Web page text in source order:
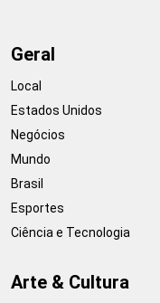
Geral
Local
Estados Unidos
Negócios
Mundo
Brasil
Esportes
Ciência e Tecnologia
Arte & Cultura